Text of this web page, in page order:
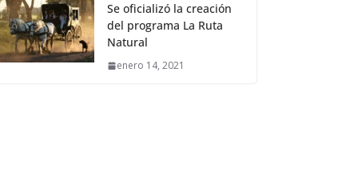
Se oficializó la creación
del programa La Ruta
Natural
enero 14, 2021